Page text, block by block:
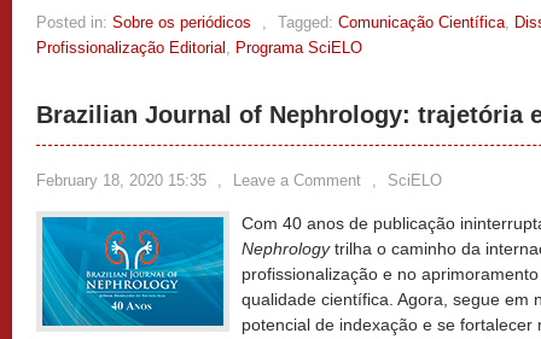
Posted in: Sobre os periódicos , Tagged: Comunicação Científica,
Profissionalização Editorial , Programa SciELO
Brazilian Journal of Nephrology: trajetória
February 18, 2020 15:35 , Leave a Comment , SciELO
Com 40 anos de publicação
Nephrologytrilha o caminho da
profissionalização e no
qualidade científica. Agora, segue em
potencial de indexação e se